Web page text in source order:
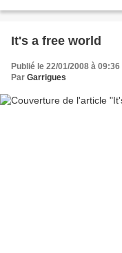
It's a free world
Publié le 22/01/2008 à 09:36
Par Garrigues